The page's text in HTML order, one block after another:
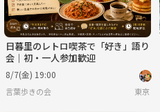
日暮里のレトロ喫茶で「好き」語り
会｜初・一人参加歓迎
8/7(金) 19:00
言葉歩きの会 東京